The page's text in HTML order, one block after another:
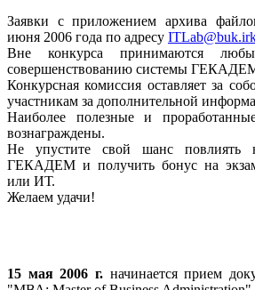
Заявки с приложением архива
июня 2006 года по адресу
Вне конкурса принимаются
совершенствованию системы
Конкурсная комиссия оставляет за
участникам за дополнительной
Наиболее полезные и
вознаграждены.
Не упустите свой шанс повлиять
ГЕКАДЕМ и получить бонус на
или ИТ.
Желаем удачи!
15 мая 2006 г. начинается прием